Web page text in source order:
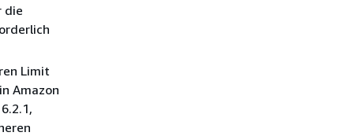
die
Limit
Amazon